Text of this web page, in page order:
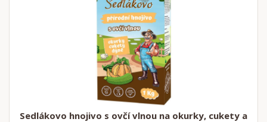
Sedlákovo hnojivo s ovčí vlnou na okurky, cukety a